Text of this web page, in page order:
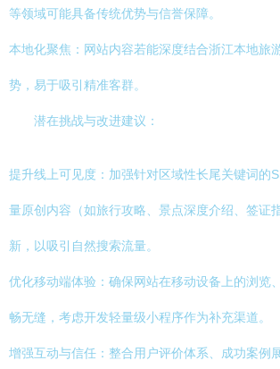
等领域可能具备传统优势与信誉保障。
本地化聚焦：网站内容若能深度结合浙江本地旅
势，易于吸引精准客群。
潜在挑战与改进建议：
提升线上可见度：加强针对区域性长尾关键词的
量原创内容（如旅行攻略、景点深度介绍、签证
新，以吸引自然搜索流量。
优化移动端体验：确保网站在移动设备上的浏览
畅无缝，考虑开发轻量级小程序作为补充渠道。
增强互动与信任：整合用户评价体系、成功案例